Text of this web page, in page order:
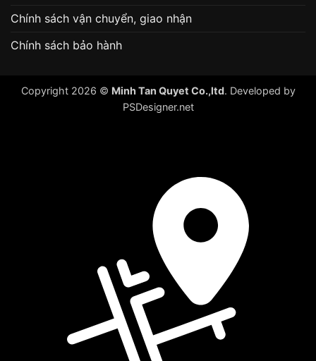
Chính sách vận chuyển, giao nhận
Chính sách bảo hành
Copyright 2026 © Minh Tan Quyet Co.,ltd. Developed by
PSDesigner.net